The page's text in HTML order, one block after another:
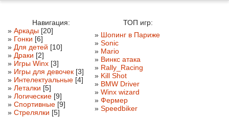
Навигация:
ТОП игр:
» Аркады [20]
» Гонки [6]
» Для детей [10]
» Драки [2]
» Игры Winx [3]
» Игры для девочек [3]
» Интелектуальные [4]
» Леталки [5]
» Логические [9]
» Спортивные [9]
» Стрелялки [5]
» Шопинг в Париже
» Sonic
» Mario
» Винкс атака
» Rally_Racing
» Kill Shot
» BMW Driver
» Winx wizard
» Фермер
» Speedbiker